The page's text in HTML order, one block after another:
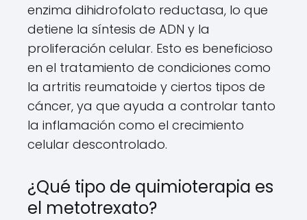
enzima dihidrofolato reductasa, lo que
detiene la síntesis de ADN y la
proliferación celular. Esto es beneficioso
en el tratamiento de condiciones como
la artritis reumatoide y ciertos tipos de
cáncer, ya que ayuda a controlar tanto
la inflamación como el crecimiento
celular descontrolado.
¿Qué tipo de quimioterapia es
el metotrexato?